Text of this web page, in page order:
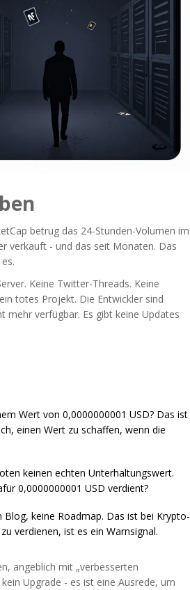
betrug das 24-Stunden-Volumen im
verkauft - und das seit Monaten. Das
Keine Twitter-Threads. Keine
totes Projekt. Die Entwickler sind
mehr verfügbar. Es gibt keine Updates
Wert von 0,0000000001 USD? Das ist
einen Wert zu schaffen, wenn die
keinen echten Unterhaltungswert.
0,0000000001 USD verdient?
keine Roadmap. Das ist bei Krypto-
verdienen, ist es ein Warnsignal.
angeblich mit „verbesserten
Upgrade - es ist eine Ausrede, um